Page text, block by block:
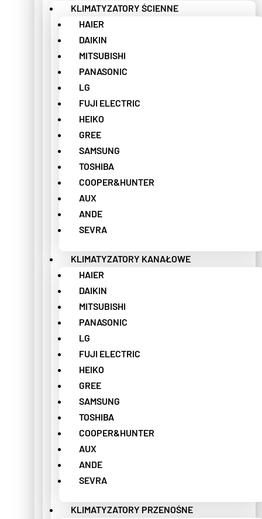
KLIMATYZATORY ŚCIENNE
HAIER
DAIKIN
MITSUBISHI
PANASONIC
LG
FUJI ELECTRIC
HEIKO
GREE
SAMSUNG
TOSHIBA
COOPER&HUNTER
AUX
ANDE
SEVRA
KLIMATYZATORY KANAŁOWE
HAIER
DAIKIN
MITSUBISHI
PANASONIC
LG
FUJI ELECTRIC
HEIKO
GREE
SAMSUNG
TOSHIBA
COOPER&HUNTER
AUX
ANDE
SEVRA
KLIMATYZATORY PRZENOŚNE